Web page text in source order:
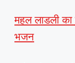
महल लाडली का
भजन